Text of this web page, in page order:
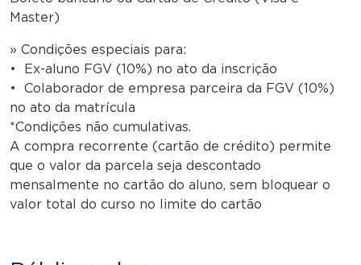
Master)
» Condições especiais para:
• Ex-aluno FGV (10%) no ato da inscrição
• Colaborador de empresa parceira da FGV (10%)
no ato da matrícula
*Condições não cumulativas.
A compra recorrente (cartão de crédito) permite
que o valor da parcela seja descontado
mensalmente no cartão do aluno, sem bloquear o
valor total do curso no limite do cartão